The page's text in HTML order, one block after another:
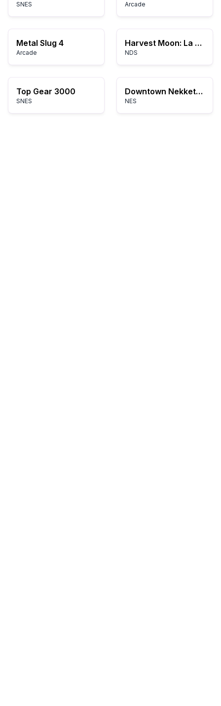
SNES Arcade
Metal Slug 4
Arcade
Harvest Moon: La storia di due città
NDS
Top Gear 3000
SNES
Downtown Nekketsu March: Super-Awesome Field Day!
NES